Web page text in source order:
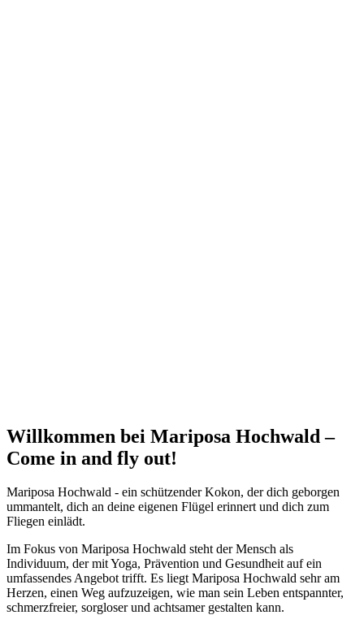
Willkommen bei Mariposa Hochwald –
Come in and fly out!
Mariposa Hochwald - ein schützender Kokon, der dich geborgen
ummantelt, dich an deine eigenen Flügel erinnert und dich zum
Fliegen einlädt.
Im Fokus von Mariposa Hochwald steht der Mensch als
Individuum, der mit Yoga, Prävention und Gesundheit auf ein
umfassendes Angebot trifft. Es liegt Mariposa Hochwald sehr am
Herzen, einen Weg aufzuzeigen, wie man sein Leben entspannter,
schmerzfreier, sorgloser und achtsamer gestalten kann.